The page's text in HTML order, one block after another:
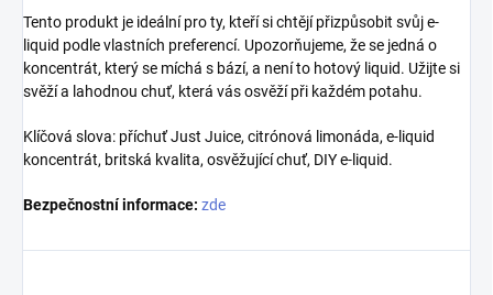
Tento produkt je ideální pro ty, kteří si chtějí přizpůsobit svůj e-
liquid podle vlastních preferencí. Upozorňujeme, že se jedná o
koncentrát, který se míchá s bází, a není to hotový liquid. Užijte si
svěží a lahodnou chuť, která vás osvěží při každém potahu.
Klíčová slova: příchuť Just Juice, citrónová limonáda, e-liquid
koncentrát, britská kvalita, osvěžující chuť, DIY e-liquid.
Bezpečnostní informace: zde